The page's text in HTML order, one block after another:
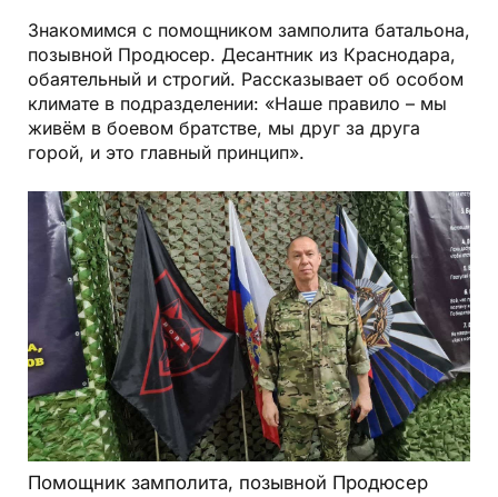
Знакомимся с помощником замполита батальона,
позывной Продюсер. Десантник из Краснодара,
обаятельный и строгий. Рассказывает об особом
климате в подразделении: «Наше правило – мы
живём в боевом братстве, мы друг за друга
горой, и это главный принцип».
Помощник замполита, позывной Продюсер